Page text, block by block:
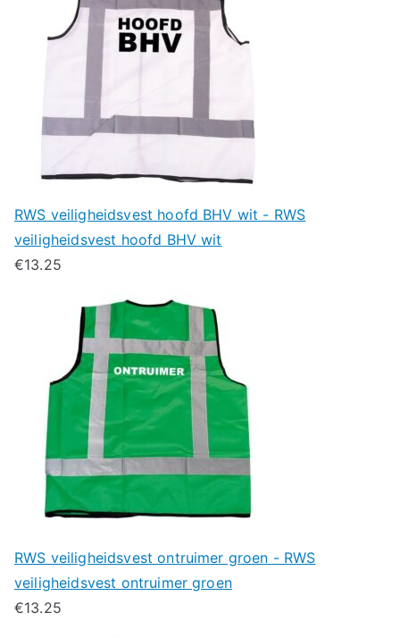
RWS veiligheidsvest hoofd BHV wit - RWS
veiligheidsvest hoofd BHV wit
€13.25
RWS veiligheidsvest ontruimer groen - RWS
veiligheidsvest ontruimer groen
€13.25